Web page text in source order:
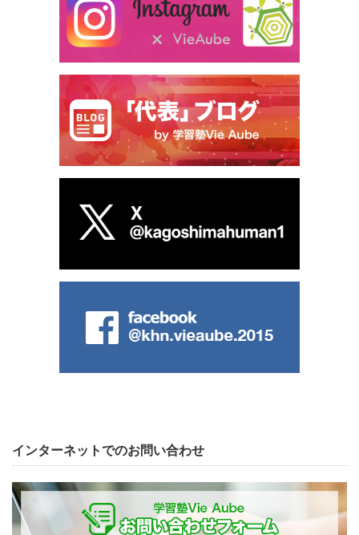
インターネットでのお問い合わせ